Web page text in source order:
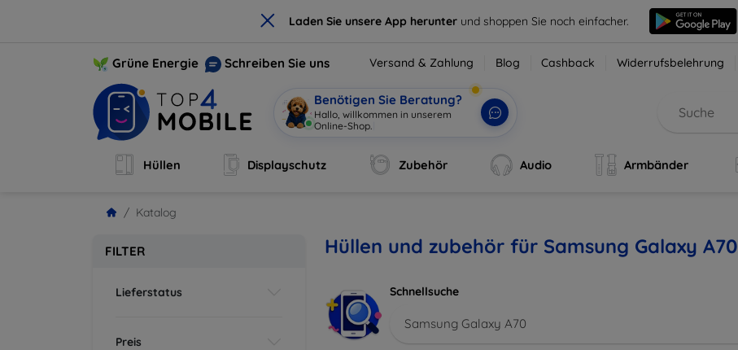
× Laden Sie unsere App herunter und shoppen Sie noch einfacher.
Grüne Energie Schreiben Sie uns Versand & Zahlung Blog Cashback Widerrufsbelehrung
Benötigen Sie Beratung?
Hallo, willkommen in unserem
Online-Shop.
Hüllen Displayschutz Zubehör Audio Armbänder
Katalog
FILTER
Lieferstatus
Preis
Hüllen und zubehör für Samsung Galaxy A70
Schnellsuche
Samsung Galaxy A70